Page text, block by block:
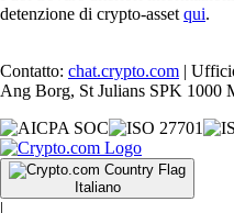
detenzione di crypto-asset qui.
Contatto: chat.crypto.com |
Ang Borg, St Julians SPK 1000
Italiano
|